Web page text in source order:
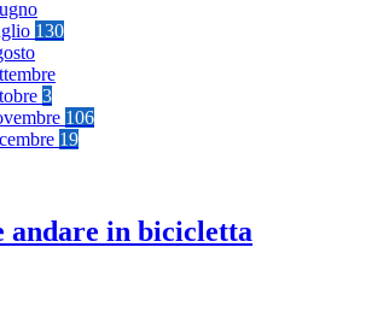
130
3
106
19
andare in bicicletta